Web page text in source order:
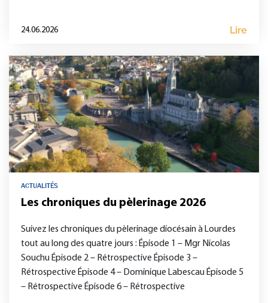
24.06.2026 Lire
ACTUALITÉS
Les chroniques du pèlerinage 2026
Suivez les chroniques du pèlerinage diocésain à Lourdes
tout au long des quatre jours : Épisode 1 – Mgr Nicolas
Souchu Épisode 2 – Rétrospective Épisode 3 –
Rétrospective Épisode 4 – Dominique Labescau Épisode 5
– Rétrospective Épisode 6 – Rétrospective